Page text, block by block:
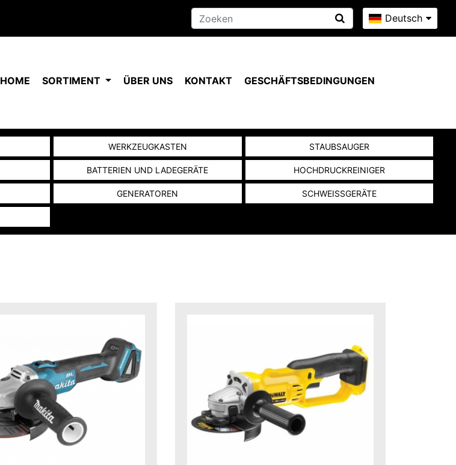
Deutsch
HOME SORTIMENT ÜBER UNS KONTAKT GESCHÄFTSBEDINGUNGEN
WERKZEUGKASTEN STAUBSAUGER
BATTERIEN UND LADEGERÄTE HOCHDRUCKREINIGER
GENERATOREN SCHWEISSGERÄTE